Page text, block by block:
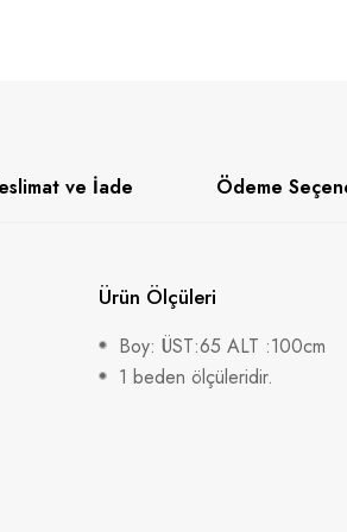
ve İade Ödeme
Ürün Ölçüleri
Boy: ÜST:65 ALT :100cm
1 beden ölçüleridir.